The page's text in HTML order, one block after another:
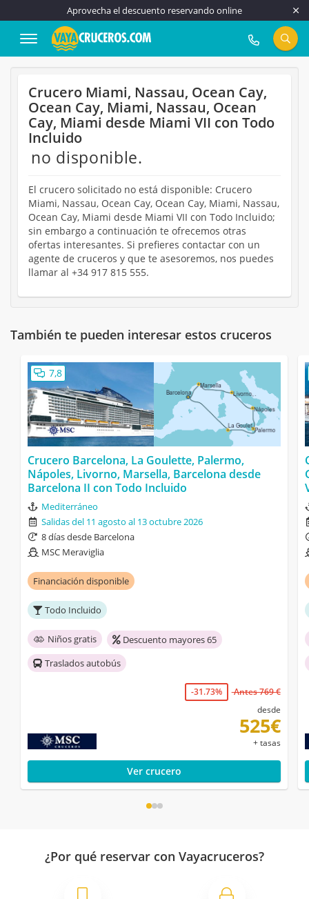
Aprovecha el descuento reservando online
917 815 555
Crucero Miami, Nassau, Ocean Cay,
Ocean Cay, Miami, Nassau, Ocean
Cay, Miami desde Miami VII con Todo
Incluido
no disponible.
El crucero solicitado no está disponible: Crucero
Miami, Nassau, Ocean Cay, Ocean Cay, Miami, Nassau,
Ocean Cay, Miami desde Miami VII con Todo Incluido;
sin embargo a continuación te ofrecemos otras
ofertas interesantes. Si prefieres contactar con un
agente de cruceros y que te asesoremos, nos puedes
llamar al +34 917 815 555.
También te pueden interesar estos cruceros
7,8
Crucero Barcelona, La Goulette, Palermo,
Nápoles, Livorno, Marsella, Barcelona desde
Barcelona II con Todo Incluido
Mediterráneo
Salidas del 11 agosto al 13 octubre 2026
8 días desde Barcelona
MSC Meraviglia
Financiación disponible
Todo Incluido
Niños gratis
Descuento mayores 65
Traslados autobús
-31.73%
Antes 769 €
desde
525€
+ tasas
Ver crucero
¿Por qué reservar con Vayacruceros?